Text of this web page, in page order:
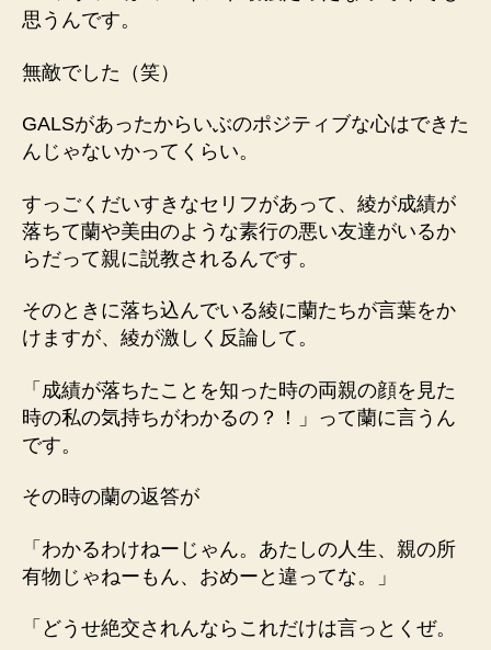
思うんです。
無敵でした（笑）
GALSがあったからいぶのポジティブな心はできた
んじゃないかってくらい。
すっごくだいすきなセリフがあって、綾が成績が
落ちて蘭や美由のような素行の悪い友達がいるか
らだって親に説教されるんです。
そのときに落ち込んでいる綾に蘭たちが言葉をか
けますが、綾が激しく反論して。
「成績が落ちたことを知った時の両親の顔を見た
時の私の気持ちがわかるの？！」って蘭に言うん
です。
その時の蘭の返答が
「わかるわけねーじゃん。あたしの人生、親の所
有物じゃねーもん、おめーと違ってな。」
「どうせ絶交されんならこれだけは言っとくぜ。